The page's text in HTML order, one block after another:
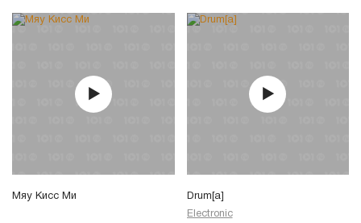
Мяу Кисс Ми
Drum[a]
Electronic